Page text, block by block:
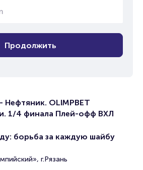
Продолжить
OLIMPBET
1/4 финала Плей-офф ВХЛ
борьба за каждую шайбу
г.Рязань